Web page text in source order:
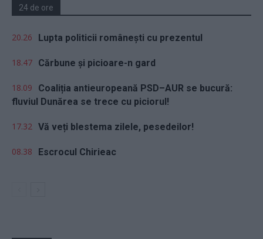
24 de ore
20.26 Lupta politicii românești cu prezentul
18.47 Cărbune și picioare-n gard
18.09
Coaliția antieuropeană PSD–AUR se bucură:
fluviul Dunărea se trece cu piciorul!
17.32 Vă veți blestema zilele, pesedeilor!
08.38 Escrocul Chirieac